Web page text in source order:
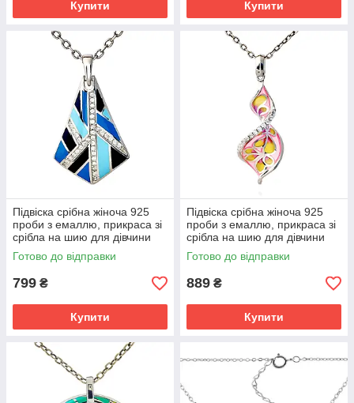
Купити Купити
Підвіска срібна жіноча 925
проби з емаллю, прикраса зі
срібла на шию для дівчини
Готово до відправки
799 ₴
Купити
Підвіска срібна жіноча 925
проби з емаллю, прикраса зі
срібла на шию для дівчини
Готово до відправки
889 ₴
Купити